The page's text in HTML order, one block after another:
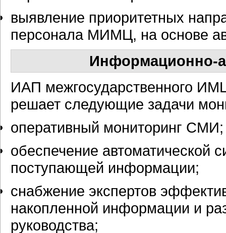
выявление приоритетных
персонала МИМЦ, на основе
Информационно-
ИАП межгосударственного
решает следующие задачи
оперативный мониторинг СМИ;
обеспечение автоматической
поступающей информации;
снабжение экспертов
накопленной информации и
руководства;